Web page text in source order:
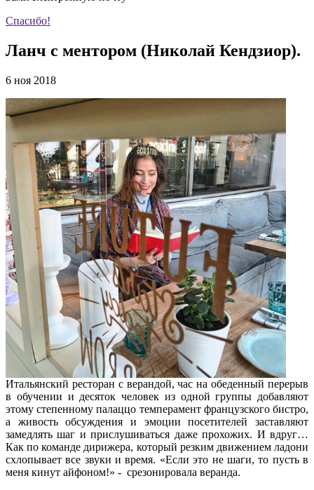
Спасибо!
Ланч с ментором (Николай Кендзиор).
6 ноя 2018
Итальянский ресторан с верандой, час на обеденный перерыв
в обучении и десяток человек из одной группы добавляют
этому степенному палаццо темперамент французского бистро,
а живость обсуждения и эмоции посетителей заставляют
замедлять шаг и прислушиваться даже прохожих. И вдруг…
Как по команде дирижера, который резким движением ладони
схлопывает все звуки и время. «Если это не шаги, то пусть в
меня кинут айфоном!» - срезонировала веранда.